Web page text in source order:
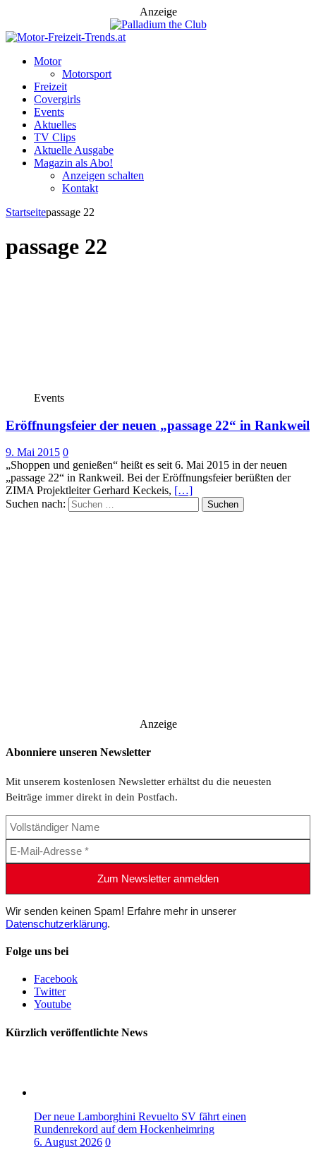
Anzeige
Motor
Motorsport
Freizeit
Covergirls
Events
Aktuelles
TV Clips
Aktuelle Ausgabe
Magazin als Abo!
Anzeigen schalten
Kontakt
Startseitepassage 22
passage 22
Events
Eröffnungsfeier der neuen „passage 22“ in Rankweil
9. Mai 2015 0
„Shoppen und genießen“ heißt es seit 6. Mai 2015 in der neuen
„passage 22“ in Rankweil. Bei der Eröffnungsfeier berüßten der
ZIMA Projektleiter Gerhard Keckeis, […]
Suchen nach:
Anzeige
Abonniere unseren Newsletter
Mit unserem kostenlosen Newsletter erhältst du die neuesten
Beiträge immer direkt in dein Postfach.
Wir senden keinen Spam! Erfahre mehr in unserer
Datenschutzerklärung.
Folge uns bei
Facebook
Twitter
Youtube
Kürzlich veröffentlichte News
Der neue Lamborghini Revuelto SV fährt einen
Rundenrekord auf dem Hockenheimring
6. August 2026 0